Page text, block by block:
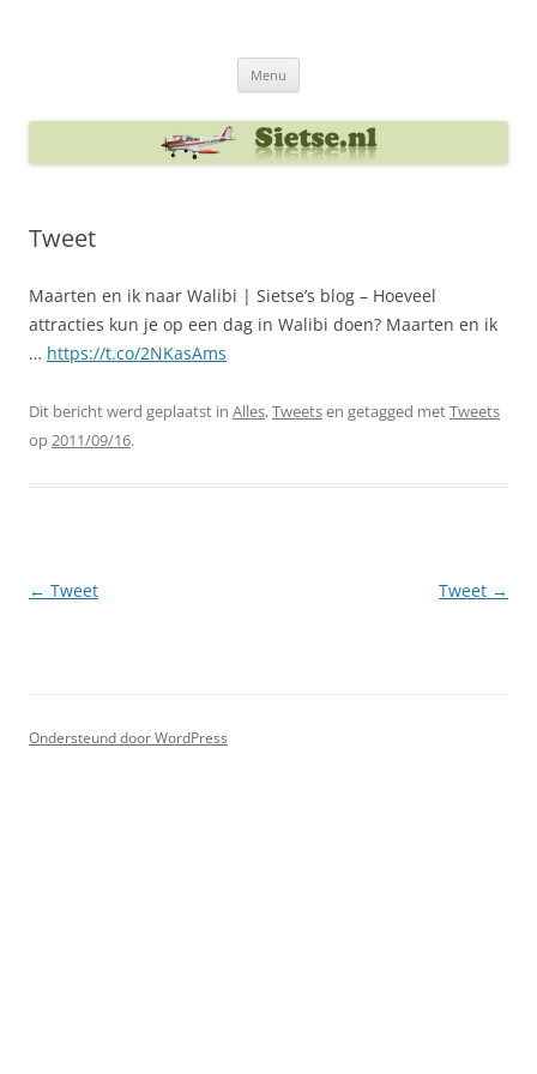
Menu
Tweet
Maarten en ik naar Walibi | Sietse’s blog – Hoeveel
attracties kun je op een dag in Walibi doen? Maarten en ik
… https://t.co/2NKasAms
Dit bericht werd geplaatst in Alles,Tweetsen getagged metTweets
op2011/09/16.
Berichtnavigatie
← Tweet Tweet →
Ondersteund door WordPress